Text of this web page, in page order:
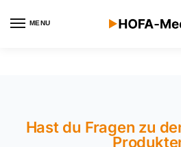
MENU
Hast du Fragen zu